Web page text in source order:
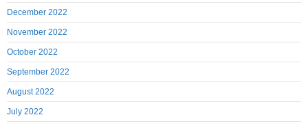
December 2022
November 2022
October 2022
September 2022
August 2022
July 2022